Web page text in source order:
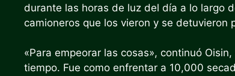
durante las horas de luz del día a lo largo
camioneros que los vieron y se detuvieron
«Para empeorar las cosas», continuó
tiempo. Fue como enfrentar a 10,000